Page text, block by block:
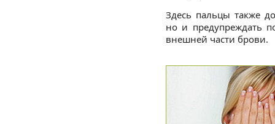
Здесь пальцы также
но и предупреждать
внешней части брови.